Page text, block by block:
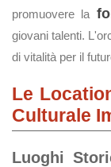
promuovere la
giovani talenti.
di vitalità per il
Le
Culturale
Luoghi